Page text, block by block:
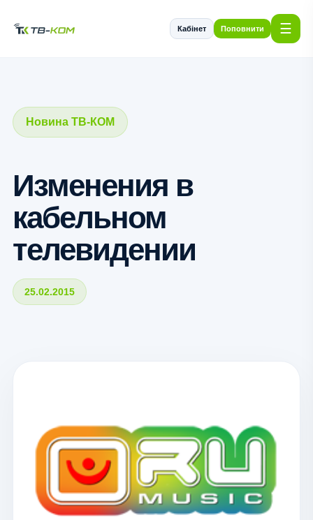
Кабінет Поповнити ☰
Новина ТВ-КОМ
Изменения в
кабельном
телевидении
25.02.2015